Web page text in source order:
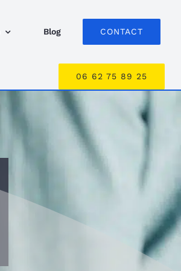
Blog CONTACT
06 62 75 89 25